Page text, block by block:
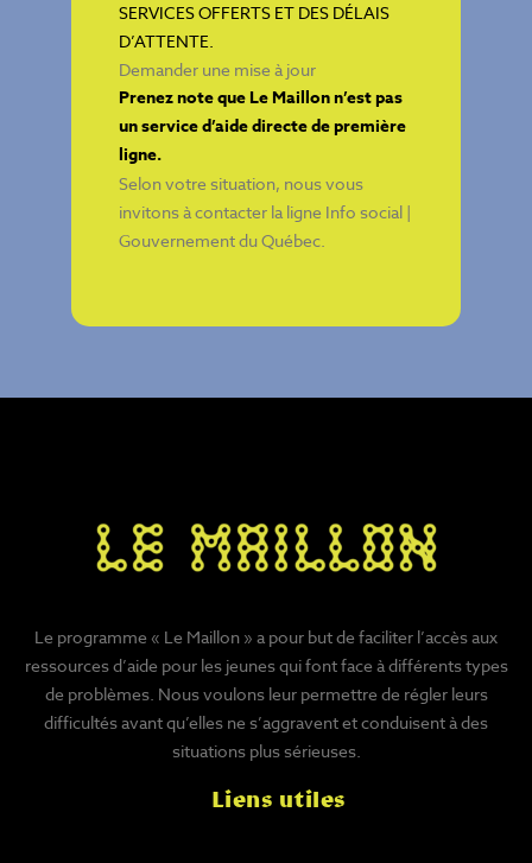
SERVICES OFFERTS ET DES DÉLAIS
D’ATTENTE.
Demander une mise à jour
Prenez note que Le Maillon n’est pas
un service d’aide directe de première
ligne.
Selon votre situation, nous vous
invitons à contacter la ligne Info social |
Gouvernement du Québec.
Le programme « Le Maillon » a pour but de faciliter l’accès aux
ressources d’aide pour les jeunes qui font face à différents types
de problèmes. Nous voulons leur permettre de régler leurs
difficultés avant qu’elles ne s’aggravent et conduisent à des
situations plus sérieuses.
Liens utiles